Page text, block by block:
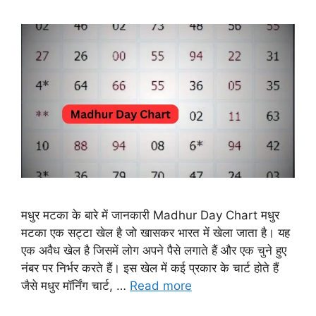
मधुर मटका के बारे में जानकारी Madhur Day Chart मधुर
मटका एक सट्टा खेल है जो खासकर भारत में खेला जाता है। यह
एक अवैध खेल है जिसमें लोग अपने पैसे लगाते हैं और एक चुने हुए
नंबर पर निर्भर करते हैं। इस खेल में कई प्रकार के चार्ट होते हैं
जैसे मधुर मॉर्निंग चार्ट, … Read more